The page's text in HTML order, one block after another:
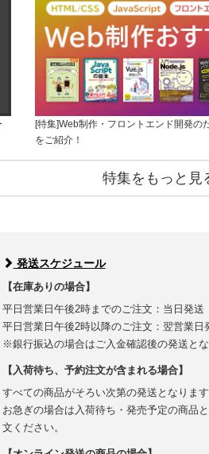
[特集]Web制作・フロントエンド開発の
をご紹介！
特集をもっと見
発送スケジュール
【在庫ありの場合】
平日営業日午後2時までのご注文：当日発送
平日営業日午後2時以降のご注文：翌営業日
※銀行振込の場合はご入金確認後の発送とな
【入荷待ち、予約注文が含まれる場合】
すべての商品がそろい次第の発送となります
お急ぎの場合は入荷待ち・発売予定の商品
文ください。